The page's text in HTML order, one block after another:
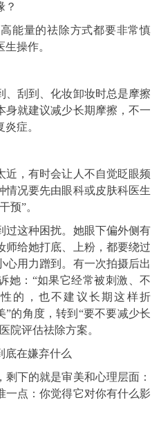
？
能量的祛除方式都要非常慎
操作。
、刮到、化妆卸妆时总是摩擦
身就建议减少长期摩擦，不一
症。
近，有时会让人不自觉眨眼频
情况要先由眼科或皮肤科医生
预”。
过这种困扰。她眼下偏外侧有
师给她打底、上粉，都要绕过
心用力蹭到。有一次拍摄后出
她：“如果它经常被刺激、不
的，也不建议长期这样折
”的角度，转到“要不要减少长
院评估祛除方案。
底在嫌弃什么
下的就是审美和心理层面：
一点：你觉得它对你有什么影